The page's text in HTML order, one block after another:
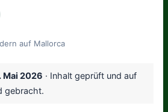
auf Mallorca
Mai 2026 · Inhalt geprüft und auf
gebracht.